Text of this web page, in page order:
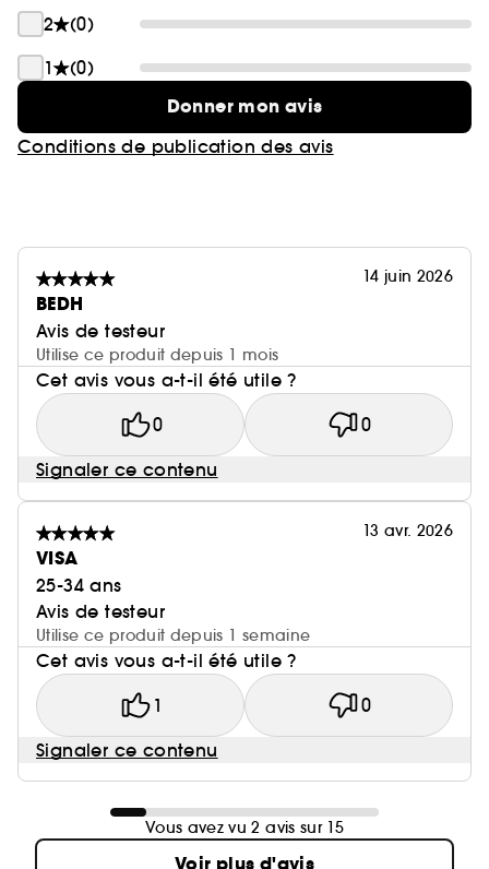
2
(0)
1
(0)
Donner mon avis
Conditions de publication des avis
14 juin 2026
BEDH
Avis de testeur
Utilise ce produit depuis 1 mois
Cet avis vous a-t-il été utile ?
0 0
Signaler ce contenu
13 avr. 2026
VISA
25-34 ans
Avis de testeur
Utilise ce produit depuis 1 semaine
Cet avis vous a-t-il été utile ?
1 0
Signaler ce contenu
Vous avez vu 2 avis sur 15
Voir plus d'avis